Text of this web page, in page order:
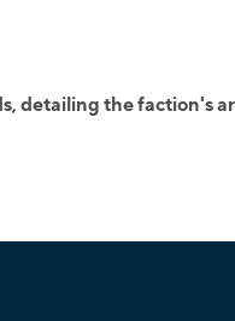
detailing the faction's